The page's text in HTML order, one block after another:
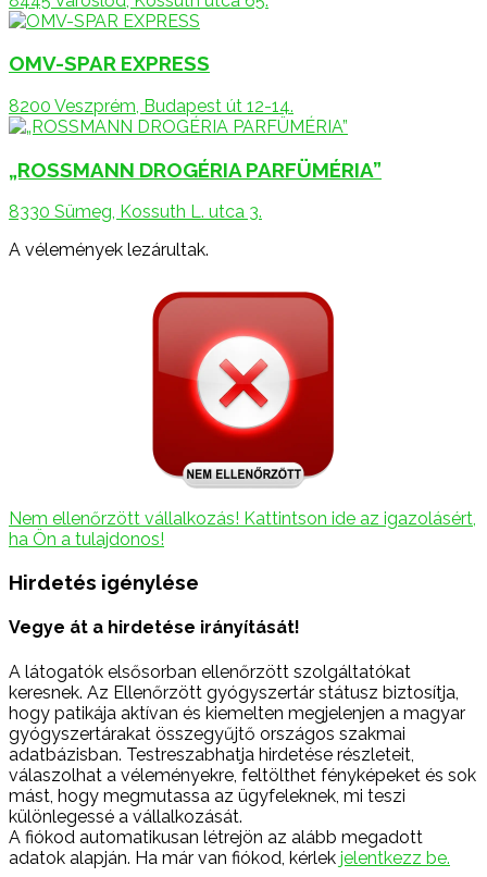
OMV-SPAR EXPRESS
8200 Veszprém, Budapest út 12-14.
„ROSSMANN DROGÉRIA PARFÜMÉRIA”
8330 Sümeg, Kossuth L. utca 3.
A vélemények lezárultak.
Nem ellenőrzött vállalkozás! Kattintson ide az igazolásért,
ha Ön a tulajdonos!
Hirdetés igénylése
Vegye át a hirdetése irányítását!
A látogatók elsősorban ellenőrzött szolgáltatókat
keresnek. Az Ellenőrzött gyógyszertár státusz biztosítja,
hogy patikája aktívan és kiemelten megjelenjen a magyar
gyógyszertárakat összegyűjtő országos szakmai
adatbázisban. Testreszabhatja hirdetése részleteit,
válaszolhat a véleményekre, feltölthet fényképeket és sok
mást, hogy megmutassa az ügyfeleknek, mi teszi
különlegessé a vállalkozását.
A fiókod automatikusan létrejön az alább megadott
adatok alapján. Ha már van fiókod, kérlek jelentkezz be.